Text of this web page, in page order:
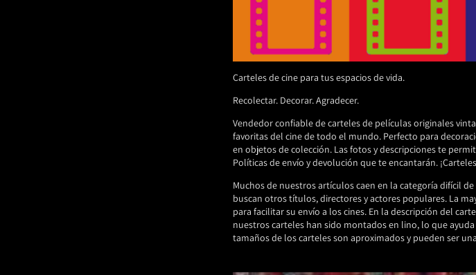
Carteles de cine para tus espacios de vida.
Recolectar. Decorar. Agradecer.
Vendedor confiable de carteles de películas originales
favoritas del cine de todo el mundo. Perfecto para
en objetos de colección. Las fotos y descripciones te
Políticas de envío y devolución que te encantarán.
Muchos de nuestros artículos caen en la categoría difícil
buscan otros títulos, directores y actores populares. La
para facilitar su envío a los cines. En la descripción del
nuestros carteles han sido montados en lino, lo que
tamaños de los carteles son aproximados y pueden ser